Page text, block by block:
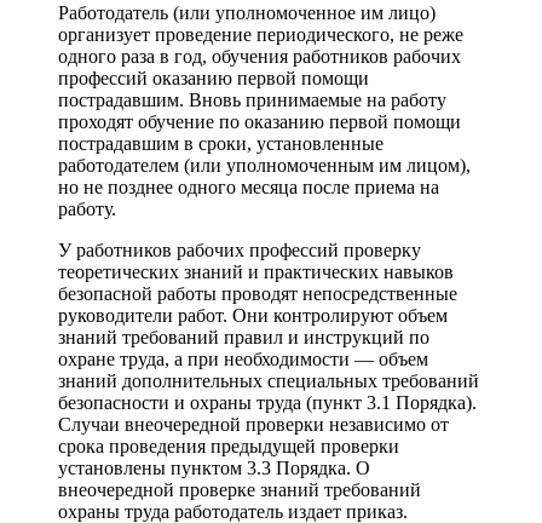
Работодатель (или уполномоченное им лицо)
организует проведение периодического, не реже
одного раза в год, обучения работников рабочих
профессий оказанию первой помощи
пострадавшим. Вновь принимаемые на работу
проходят обучение по оказанию первой помощи
пострадавшим в сроки, установленные
работодателем (или уполномоченным им лицом),
но не позднее одного месяца после приема на
работу.
У работников рабочих профессий проверку
теоретических знаний и практических навыков
безопасной работы проводят непосредственные
руководители работ. Они контролируют объем
знаний требований правил и инструкций по
охране труда, а при необходимости — объем
знаний дополнительных специальных требований
безопасности и охраны труда (пункт 3.1 Порядка).
Случаи внеочередной проверки независимо от
срока проведения предыдущей проверки
установлены пунктом 3.3 Порядка. О
внеочередной проверке знаний требований
охраны труда работодатель издает приказ.